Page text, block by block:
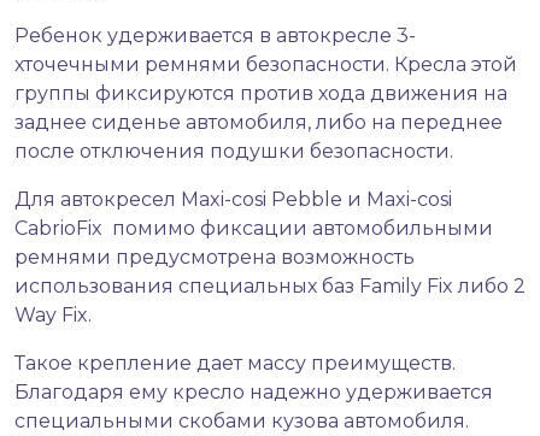
Ребенок удерживается в автокресле 3-
хточечными ремнями безопасности. Кресла этой
группы фиксируются против хода движения на
заднее сиденье автомобиля, либо на переднее
после отключения подушки безопасности.
Для автокресел Maxi-cosi Pebble и Maxi-cosi
CabrioFix помимо фиксации автомобильными
ремнями предусмотрена возможность
использования специальных баз Family Fix либо 2
Way Fix.
Такое крепление дает массу преимуществ.
Благодаря ему кресло надежно удерживается
специальными скобами кузова автомобиля.